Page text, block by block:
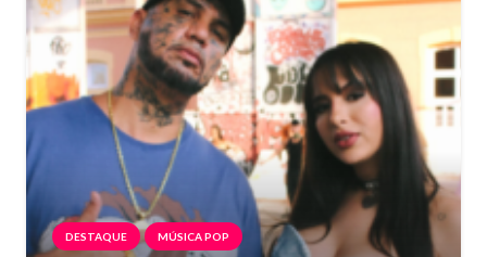
DESTAQUE MÚSICA POP